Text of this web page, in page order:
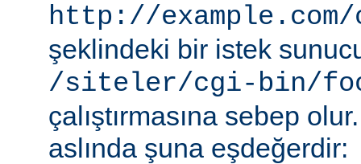
http://
şeklindeki bir istek
/siteler/cgi-bin/
çalıştırmasına sebep
aslında şuna eşdeğerdir: